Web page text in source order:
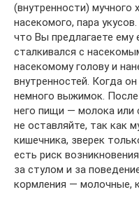
(внутренности) мучного
насекомого, пара
что Вы предлагаете ему
сталкивался с
насекомому голову и
внутренностей. Когда
немного выжимок.
него пищи — молока или
не оставляйте, так как
кишечника, зверек
есть риск
за стулом и за
кормления — молочные,